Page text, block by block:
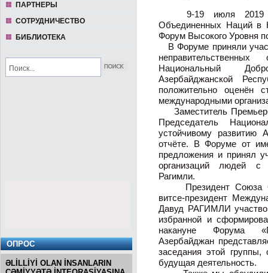
9-19 июля 2019
Объединенных Наций в
Форум Высокого Уровня
В Форуме приняли
Национальный
Азербайджанской
положительно оценён
международными
Заместитель Премьер-
Председатель
устойчивому
отчёте. В Форуме от
предложения и принял
организаций людей с
Рагимли.
Президент Союза
витсе-президент
Давуд РАГИМЛИ
избранной и
накануне Форума
Азербайджан
заседания этой
будущая деятельность.
ПАРТНЕРЫ
СОТРУДНИЧЕСТВО
БИБЛИОТЕКА
ОПРОС
ƏLİLLİYİ OLAN İNSANLARIN